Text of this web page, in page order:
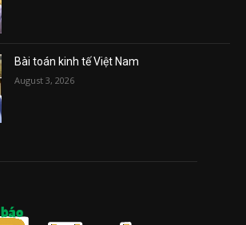
Bài toán kinh tế Việt Nam
August 3, 2026